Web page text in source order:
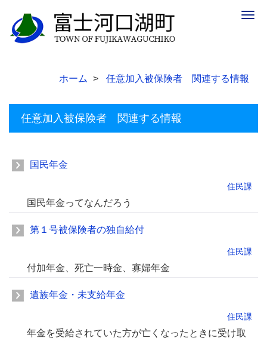
ホーム 任意加入被保険者 関連する情報
任意加入被保険者 関連する情報
国民年金
住民課
国民年金ってなんだろう
第１号被保険者の独自給付
住民課
付加年金、死亡一時金、寡婦年金
遺族年金・未支給年金
住民課
年金を受給されていた方が亡くなったときに受け取